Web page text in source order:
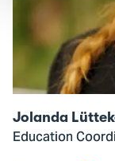
Jolanda
Education